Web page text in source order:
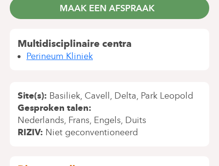
MAAK EEN AFSPRAAK
Multidisciplinaire centra
Perineum Kliniek
Site(s) Basiliek Cavell Delta Park Leopold
Gesproken talen
Nederlands Frans Engels Duits
RIZIV Niet geconventioneerd